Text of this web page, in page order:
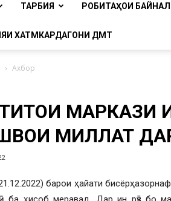
tnu
ТАРБИЯ РОБИТАҲОИ
ХАТМКАРДАГОНИ ДМТ
Ахбор
МАРКАЗИ
МИЛЛАТ
барои ҳайати